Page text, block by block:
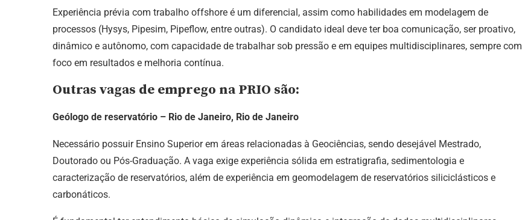
Experiência prévia com trabalho offshore é um diferencial, assim como habilidades em modelagem de
processos (Hysys, Pipesim, Pipeflow, entre outras). O candidato ideal deve ter boa comunicação, ser proativo,
dinâmico e autônomo, com capacidade de trabalhar sob pressão e em equipes multidisciplinares, sempre com
foco em resultados e melhoria contínua.
Outras vagas de emprego na PRIO são:
Geólogo de reservatório – Rio de Janeiro, Rio de Janeiro
Necessário possuir Ensino Superior em áreas relacionadas à Geociências, sendo desejável Mestrado,
Doutorado ou Pós-Graduação. A vaga exige experiência sólida em estratigrafia, sedimentologia e
caracterização de reservatórios, além de experiência em geomodelagem de reservatórios siliciclásticos e
carbonáticos.